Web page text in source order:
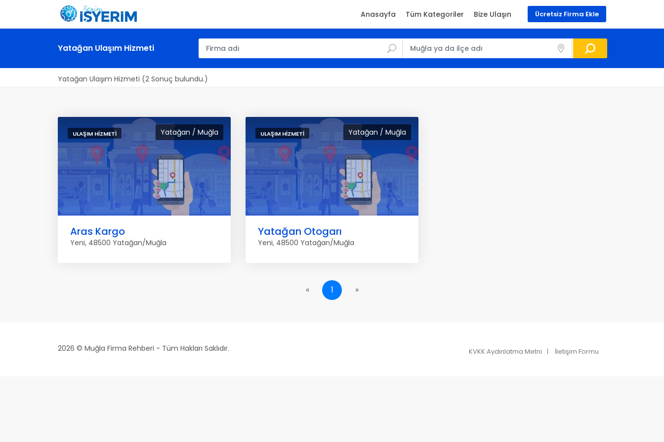
Ücretsiz Firma Ekle
Anasayfa Tüm Kategoriler Bize Ulaşın
Yatağan Ulaşım Hizmeti
Yatağan Ulaşım Hizmeti (2 Sonuç bulundu.)
Yatağan / Muğla
ULAŞIM HIZMETI
Aras Kargo
Yeni, 48500 Yatağan/Muğla
Yatağan / Muğla
ULAŞIM HIZMETI
Yatağan Otogarı
Yeni, 48500 Yatağan/Muğla
« 1 »
2026 © Muğla Firma Rehberi - Tüm Hakları Saklıdır. KVKK Aydınlatma Metni İletişim Formu